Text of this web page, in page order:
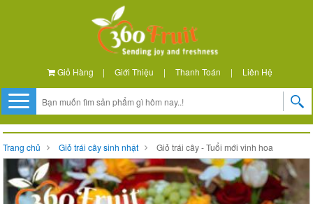
Giỏ Hàng | Giới Thiệu | Thanh Toán | Liên Hệ
Trang chủ Giỏ trái cây sinh nhật Giỏ trái cây - Tuổi mới vinh hoa